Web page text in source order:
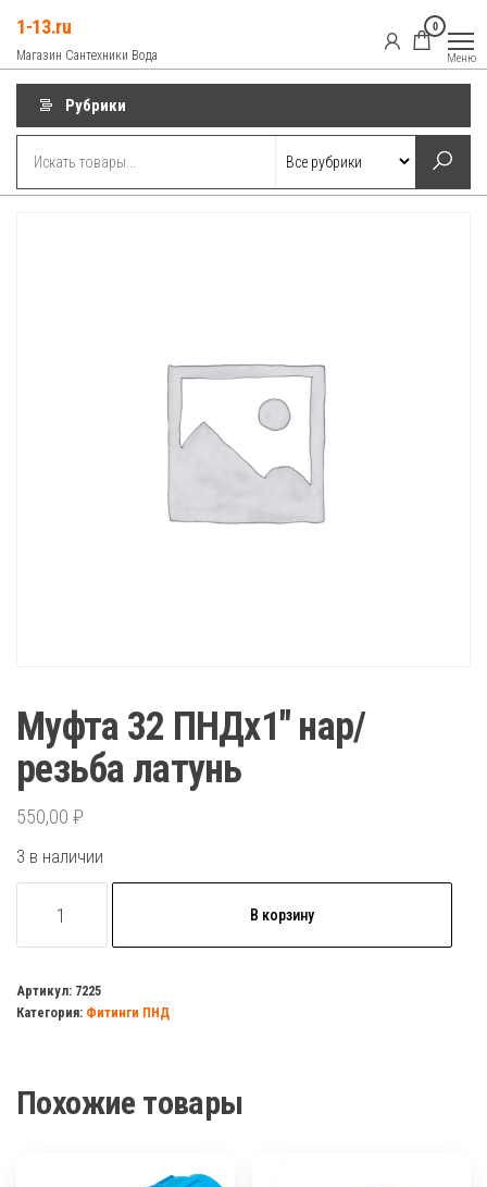
содержимому
1-13.ru
Магазин Сантехники Вода
0
Меню
Рубрики
Муфта 32 ПНДх1″ нар/
резьба латунь
550,00 ₽
3 в наличии
товара
32
ПНДх1"
латунь
В корзину
Артикул: 7225
Категория: Фитинги ПНД
Похожие товары